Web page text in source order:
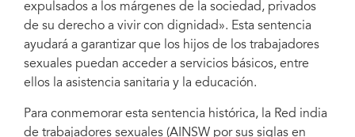
expulsados a los márgenes de la sociedad, privados
de su derecho a vivir con dignidad». Esta sentencia
ayudará a garantizar que los hijos de los trabajadores
sexuales puedan acceder a servicios básicos, entre
ellos la asistencia sanitaria y la educación.
Para conmemorar esta sentencia histórica, la Red india
de trabajadores sexuales (AINSW por sus siglas en